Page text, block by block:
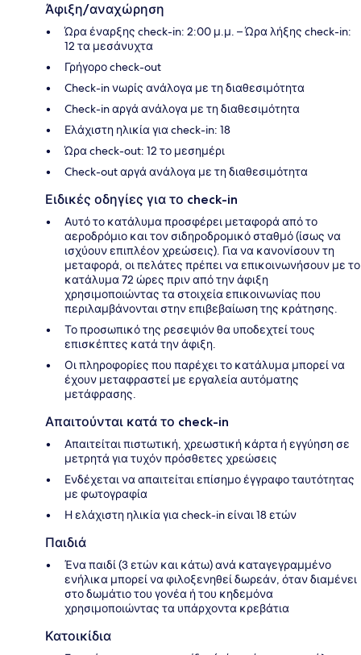
Άφιξη/αναχώρηση
Ώρα έναρξης check-in: 2:00 μ.μ. – Ώρα λήξης check-in:
12 τα μεσάνυχτα
Γρήγορο check-out
Check-in νωρίς ανάλογα με τη διαθεσιμότητα
Check-in αργά ανάλογα με τη διαθεσιμότητα
Ελάχιστη ηλικία για check-in: 18
Ώρα check-out: 12 το μεσημέρι
Check-out αργά ανάλογα με τη διαθεσιμότητα
Ειδικές οδηγίες για το check-in
Αυτό το κατάλυμα προσφέρει μεταφορά από το
αεροδρόμιο και τον σιδηροδρομικό σταθμό (ίσως να
ισχύουν επιπλέον χρεώσεις). Για να κανονίσουν τη
μεταφορά, οι πελάτες πρέπει να επικοινωνήσουν με το
κατάλυμα 72 ώρες πριν από την άφιξη
χρησιμοποιώντας τα στοιχεία επικοινωνίας που
περιλαμβάνονται στην επιβεβαίωση της κράτησης.
Το προσωπικό της ρεσεψιόν θα υποδεχτεί τους
επισκέπτες κατά την άφιξη.
Οι πληροφορίες που παρέχει το κατάλυμα μπορεί να
έχουν μεταφραστεί με εργαλεία αυτόματης
μετάφρασης.
Απαιτούνται κατά το check-in
Απαιτείται πιστωτική, χρεωστική κάρτα ή εγγύηση σε
μετρητά για τυχόν πρόσθετες χρεώσεις
Ενδέχεται να απαιτείται επίσημο έγγραφο ταυτότητας
με φωτογραφία
Η ελάχιστη ηλικία για check-in είναι 18 ετών
Παιδιά
Ένα παιδί (3 ετών και κάτω) ανά καταγεγραμμένο
ενήλικα μπορεί να φιλοξενηθεί δωρεάν, όταν διαμένει
στο δωμάτιο του γονέα ή του κηδεμόνα
χρησιμοποιώντας τα υπάρχοντα κρεβάτια
Κατοικίδια